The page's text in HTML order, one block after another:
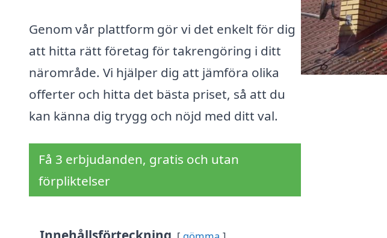
Genom vår plattform gör vi det enkelt för dig
att hitta rätt företag för takrengöring i ditt
närområde. Vi hjälper dig att jämföra olika
offerter och hitta det bästa priset, så att du
kan känna dig trygg och nöjd med ditt val.
Få 3 erbjudanden, gratis och utan
förpliktelser